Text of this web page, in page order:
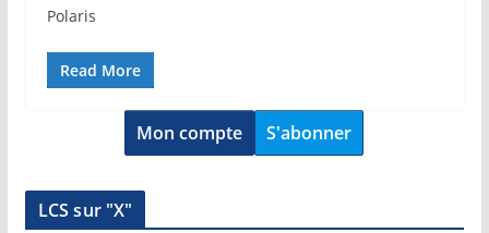
Polaris
Read More
Mon compte S'abonner
LCS sur "X"